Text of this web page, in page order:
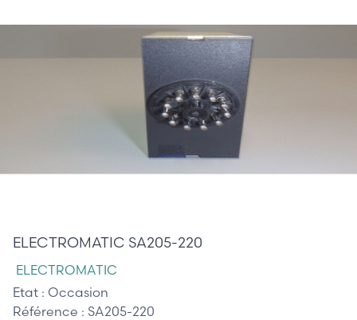
ELECTROMATIC SA205-220
ELECTROMATIC
Etat : Occasion
Référence : SA205-220